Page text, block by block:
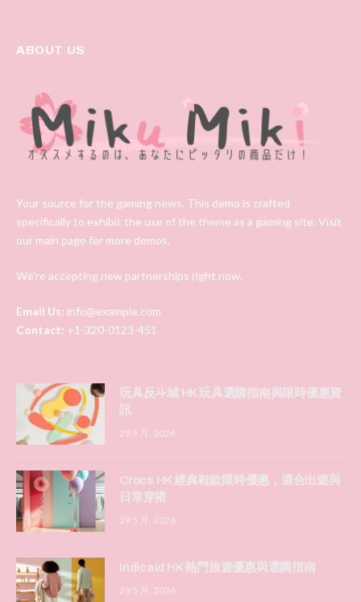
ABOUT US
Your source for the gaming news. This demo is crafted
specifically to exhibit the use of the theme as a gaming site. Visit
our main page for more demos.
We're accepting new partnerships right now.
Email Us: info@example.com
Contact: +1-320-0123-451
玩具反斗城 HK 玩具選購指南與限時優惠資
訊
29 5 月, 2026
Crocs HK 經典鞋款限時優惠，適合出遊與
日常穿搭
29 5 月, 2026
Indicaid HK 熱門旅遊優惠與選購指南
29 5 月, 2026